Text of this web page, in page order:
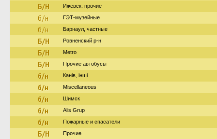
Б/Н Ижевск: прочие
б/н ГЭТ-музейные
б/н Барнаул, частные
Б/Н Ровненский р-н
Б/Н Metro
Б/Н Прочие автобусы
б/н Канів, інші
б/н Miscellaneous
б/н Шимск
б/н Alis Grup
б/н Пожарные и спасатели
Б/Н Прочие